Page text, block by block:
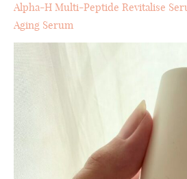
Alpha-H Multi-Peptide Revitalise
Aging Serum